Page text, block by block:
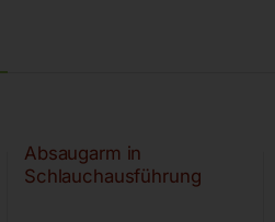
Absaugarm in
Schlauchausführung